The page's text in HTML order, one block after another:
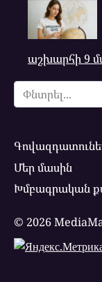
աշխարհի 9
Search
for:
Մեր մասին
Խմբագրական
© 2026